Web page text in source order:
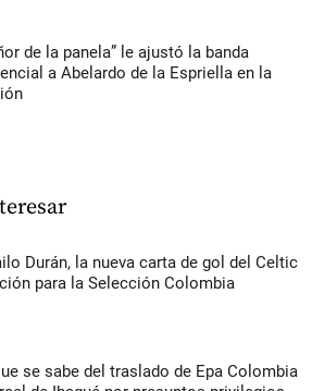
de la panela” le ajustó la banda
a Abelardo de la Espriella en la
Durán, la nueva carta de gol del Celtic
para la Selección Colombia
se sabe del traslado de Epa Colombia